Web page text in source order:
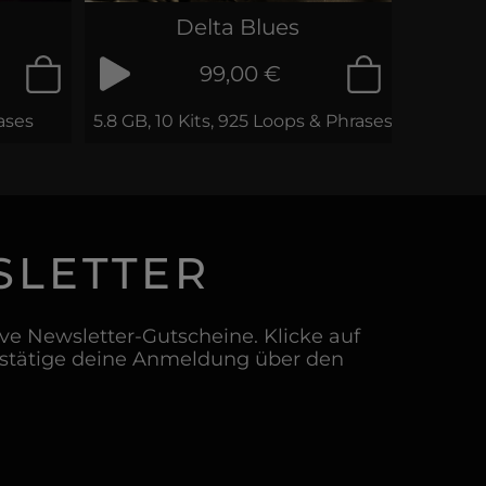
Delta Blues
99,00 €
5.8 GB, 10 Kits, 925 Loops & Phrases
Newsletter-Gutscheine. Klicke auf
deine Anmeldung über den